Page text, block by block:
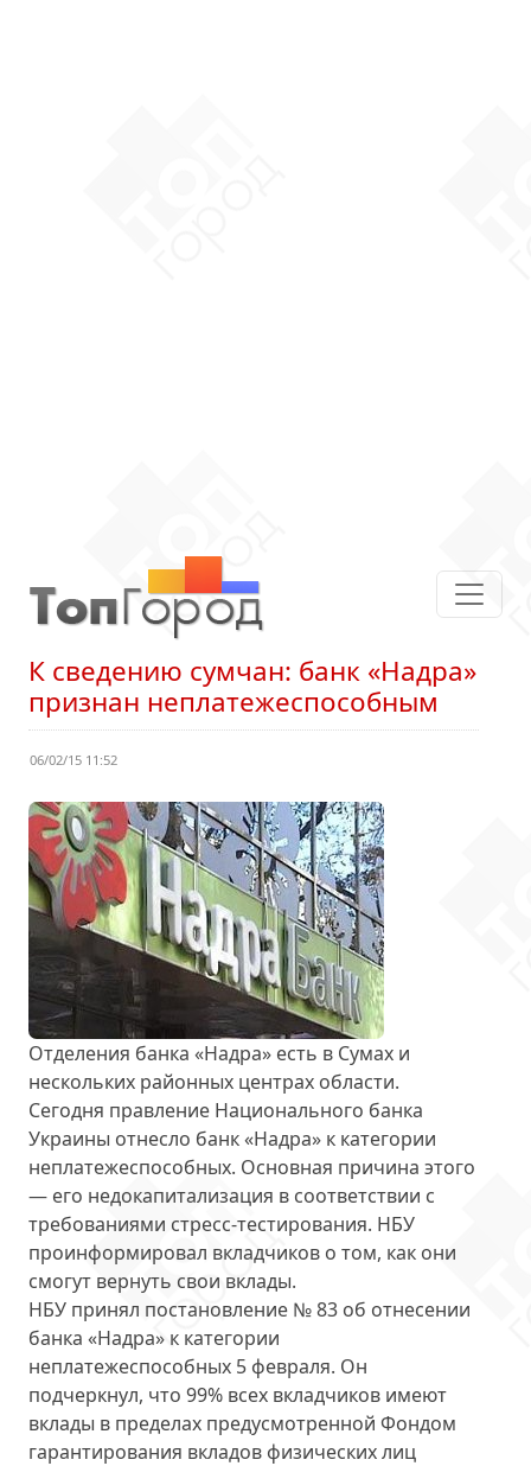
К сведению сумчан: банк «Надра»
признан неплатежеспособным
06/02/15 11:52
Отделения банка «Надра» есть в Сумах и
нескольких районных центрах области.
Сегодня правление Национального банка
Украины отнесло банк «Надра» к категории
неплатежеспособных. Основная причина этого
— его недокапитализация в соответствии с
требованиями стресс-тестирования. НБУ
проинформировал вкладчиков о том, как они
смогут вернуть свои вклады.
НБУ принял постановление № 83 об отнесении
банка «Надра» к категории
неплатежеспособных 5 февраля. Он
подчеркнул, что 99% всех вкладчиков имеют
вклады в пределах предусмотренной Фондом
гарантирования вкладов физических лиц